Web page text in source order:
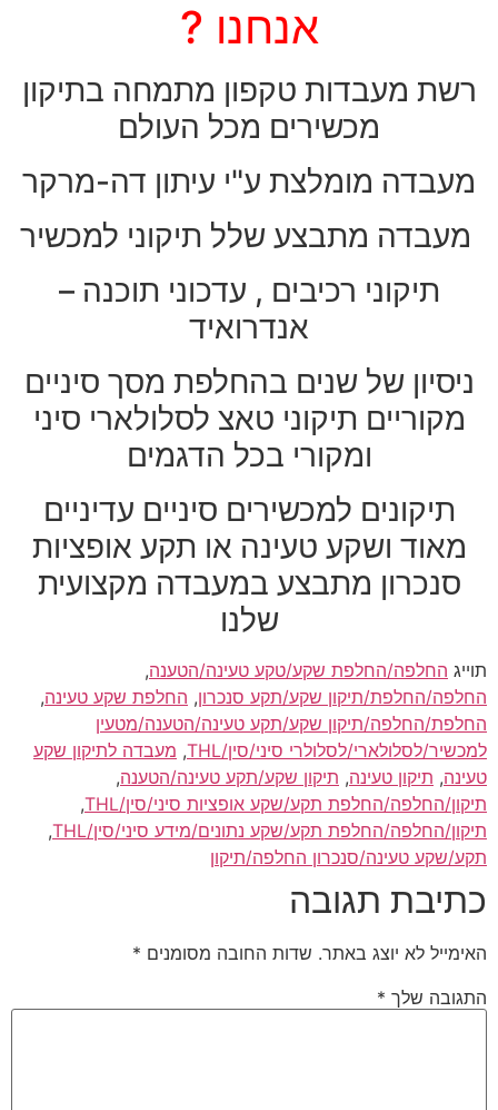
אנחנו ?
רשת מעבדות טקפון מתמחה בתיקון
מכשירים מכל העולם
מעבדה מומלצת ע"י עיתון דה-מרקר
מעבדה מתבצע שלל תיקוני למכשיר
תיקוני רכיבים , עדכוני תוכנה –
אנדרואיד
ניסיון של שנים בהחלפת מסך סיניים
מקוריים תיקוני טאצ לסלולארי סיני
ומקורי בכל הדגמים
תיקונים למכשירים סיניים עדיניים
מאוד ושקע טעינה או תקע אופציות
סנכרון מתבצע במעבדה מקצועית
שלנו
תוייג החלפה/החלפת שקע/טקע טעינה/הטענה,
החלפה/החלפת/תיקון שקע/תקע סנכרון, החלפת שקע טעינה,
החלפת/החלפה/תיקון שקע/תקע טעינה/הטענה/מטעין
למכשיר/לסלולארי/לסלולרי סיני/סין/THL
, מעבדה לתיקון שקע
טעינה, תיקון טעינה, תיקון שקע/תקע טעינה/הטענה,
תיקון/החלפה/החלפת תקע/שקע אופציות סיני/סין/THL
,
תיקון/החלפה/החלפת תקע/שקע נתונים/מידע סיני/סין/THL
,
תקע/שקע טעינה/סנכרון החלפה/תיקון
כתיבת תגובה
האימייל לא יוצג באתר. שדות החובה מסומנים *
התגובה שלך *